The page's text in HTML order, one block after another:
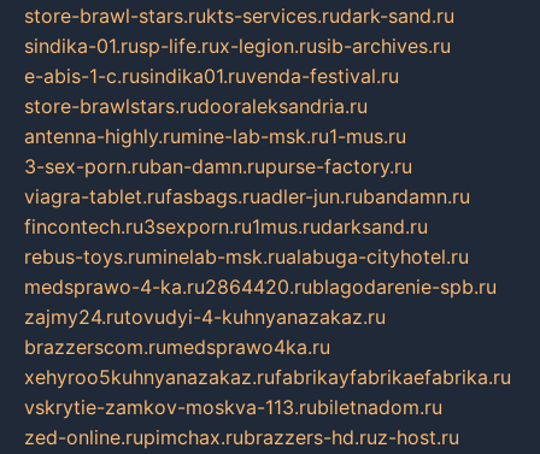
store-brawl-stars.rukts-services.rudark-sand.ru
sindika-01.rusp-life.rux-legion.rusib-archives.ru
e-abis-1-c.rusindika01.ruvenda-festival.ru
store-brawlstars.rudooraleksandria.ru
antenna-highly.rumine-lab-msk.ru1-mus.ru
3-sex-porn.ruban-damn.rupurse-factory.ru
viagra-tablet.rufasbags.ruadler-jun.rubandamn.ru
fincontech.ru3sexporn.ru1mus.rudarksand.ru
rebus-toys.ruminelab-msk.rualabuga-cityhotel.ru
medsprawo-4-ka.ru2864420.rublagodarenie-spb.ru
zajmy24.rutovudyi-4-kuhnyanazakaz.ru
brazzerscom.rumedsprawo4ka.ru
xehyroo5kuhnyanazakaz.rufabrikayfabrikaefabrika.ru
vskrytie-zamkov-moskva-113.rubiletnadom.ru
zed-online.rupimchax.rubrazzers-hd.ruz-host.ru